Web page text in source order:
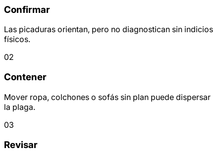
Confirmar
Las picaduras orientan, pero no diagnostican sin indicios
físicos.
02
Contener
Mover ropa, colchones o sofás sin plan puede dispersar
la plaga.
03
Revisar